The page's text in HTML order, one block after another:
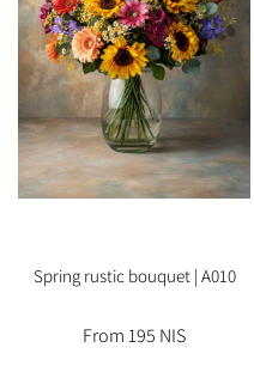
Spring rustic bouquet | A010
From 195 NIS